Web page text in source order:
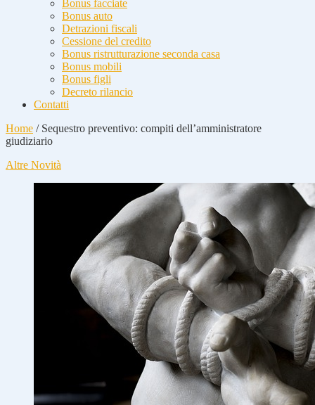
Bonus facciate
Bonus auto
Detrazioni fiscali
Cessione del credito
Bonus ristrutturazione seconda casa
Bonus mobili
Bonus figli
Decreto rilancio
Contatti
Home / Sequestro preventivo: compiti dell’amministratore
giudiziario
Altre Novità